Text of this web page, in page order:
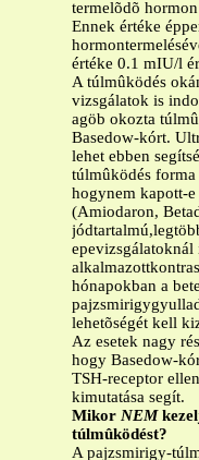
termelõdõ
Ennek értéke
értéke 0.1 mIU/l
A túlmûködés
vizsgálatok is
agöb okozta
Basedow-kórt.
lehet ebben
túlmûködés
hogynem kapott-
(Amiodaron,
hónapokban a
lehetõségét kell
Az esetek nagy
hogy Basedow-
TSH-receptor
kimutatása segít.
Mikor NEM
túlmûködést?
A pajzsmirigy-